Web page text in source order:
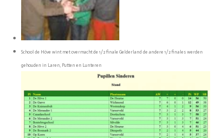
School de Höve wint met overmacht de 1/2 finale Gelderland de andere 1/2 finales werden
gehouden in Laren, Putten en Lunteren